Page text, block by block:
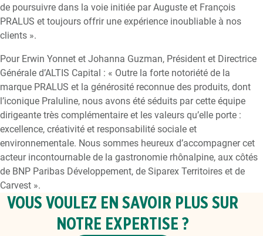
de poursuivre dans la voie initiée par Auguste et François
PRALUS et toujours offrir une expérience inoubliable à nos
clients ».
Pour Erwin Yonnet et Johanna Guzman, Président et Directrice
Générale d’ALTIS Capital : « Outre la forte notoriété de la
marque PRALUS et la générosité reconnue des produits, dont
l’iconique Praluline, nous avons été séduits par cette équipe
dirigeante très complémentaire et les valeurs qu’elle porte :
excellence, créativité et responsabilité sociale et
environnementale. Nous sommes heureux d’accompagner cet
acteur incontournable de la gastronomie rhônalpine, aux côtés
de BNP Paribas Développement, de Siparex Territoires et de
Carvest ».
VOUS VOULEZ EN SAVOIR PLUS SUR
NOTRE EXPERTISE ?